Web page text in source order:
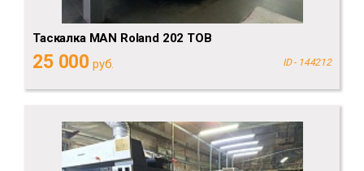
Таскалка MAN Roland 202 TOB
25 000 руб. ID - 144212